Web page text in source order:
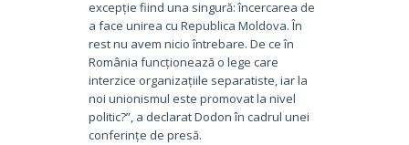
excepție fiind una singură: încercarea de
a face unirea cu Republica Moldova. În
rest nu avem nicio întrebare. De ce în
România funcționează o lege care
interzice organizațiile separatiste, iar la
noi unionismul este promovat la nivel
politic?”, a declarat Dodon în cadrul unei
conferințe de presă.